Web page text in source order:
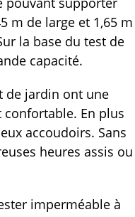
m de large et 1,65 m
la base du test de
capacité.
de jardin ont une
confortable. En plus
accoudoirs. Sans
heures assis ou
imperméable à